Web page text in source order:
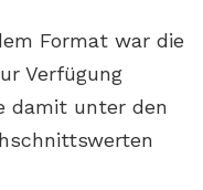
Format war die
Verfügung
damit unter den